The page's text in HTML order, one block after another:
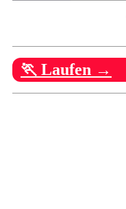
🏃 Laufen →